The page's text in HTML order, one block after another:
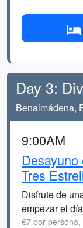
Day 3:
Benalmádena,
9:00AM
Tres
Disfrute de
empezar el
€7 por